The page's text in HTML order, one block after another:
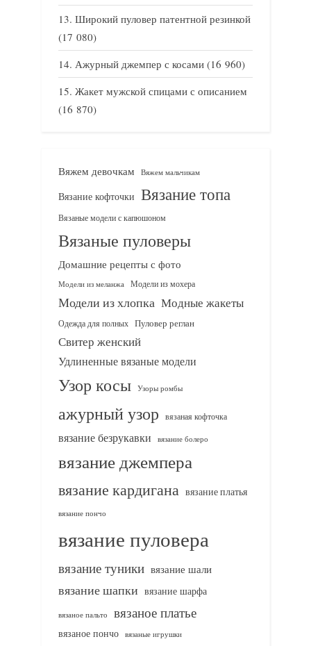
Широкий пуловер патентной резинкой
(17 080)
Ажурный джемпер с косами (16 960)
Жакет мужской спицами с описанием
(16 870)
Вяжем девочкам Вяжем мальчикам
Вязание кофточки Вязание топа
Вязаные модели с капюшоном
Вязаные пуловеры
Домашние рецепты с фото
Модели из меланжа Модели из мохера
Модели из хлопка Модные жакеты
Одежда для полных Пуловер реглан
Свитер женский
Удлиненные вязаные модели
Узор косы Узоры ромбы
ажурный узор вязаная кофточка
вязание безрукавки вязание болеро
вязание джемпера
вязание кардигана вязание платья
вязание пончо
вязание пуловера
вязание туники вязание шали
вязание шапки вязание шарфа
вязаное пальто вязаное платье
вязаное пончо вязаные игрушки